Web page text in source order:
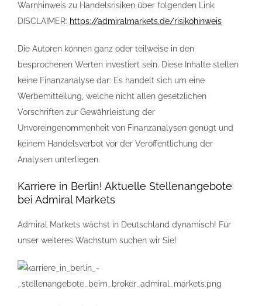
Warnhinweis zu Handelsrisiken über folgenden Link:
DISCLAIMER: https://admiralmarkets.de/risikohinweis
Die Autoren können ganz oder teilweise in den
besprochenen Werten investiert sein. Diese Inhalte stellen
keine Finanzanalyse dar: Es handelt sich um eine
Werbemitteilung, welche nicht allen gesetzlichen
Vorschriften zur Gewährleistung der
Unvoreingenommenheit von Finanzanalysen genügt und
keinem Handelsverbot vor der Veröffentlichung der
Analysen unterliegen.
Karriere in Berlin! Aktuelle Stellenangebote
bei Admiral Markets
Admiral Markets wächst in Deutschland dynamisch! Für
unser weiteres Wachstum suchen wir Sie!